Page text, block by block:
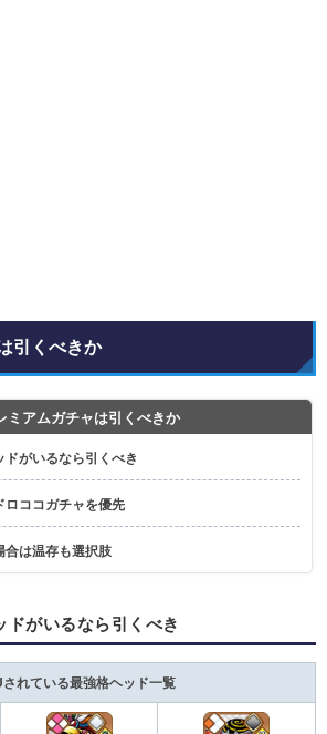
引くべきか
ミアムガチャは引くべきか
がいるなら引くべき
ロココガチャを優先
合は温存も選択肢
ドがいるなら引くべき
されている最強格ヘッド一覧